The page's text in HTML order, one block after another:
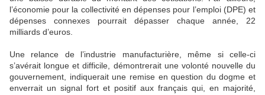
l’économie pour la collectivité en dépenses pour l’emploi (DPE) et
dépenses connexes pourrait dépasser chaque année, 22
milliards d’euros.
Une relance de l’industrie manufacturière, même si celle-ci
s’avérait longue et difficile, démontrerait une volonté nouvelle du
gouvernement, indiquerait une remise en question du dogme et
enverrait un signal fort et positif aux français qui, en majorité,